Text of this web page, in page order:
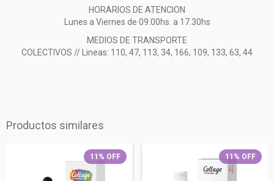
HORARIOS DE ATENCION
Lunes a Viernes de 09.00hs. a 17.30hs
MEDIOS DE TRANSPORTE
COLECTIVOS // Lineas: 110, 47, 113, 34, 166, 109, 133, 63, 44
Productos similares
11 % OFF 11 % OFF